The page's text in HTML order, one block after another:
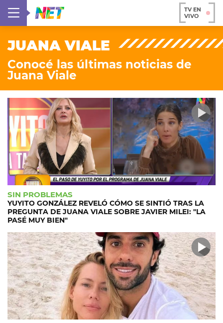
TV EN
VIVO
JUANA VIALE
Conocé las últimas noticias de
Juana Viale
SIN PROBLEMAS
YUYITO GONZÁLEZ REVELÓ CÓMO SE SINTIÓ TRAS LA
PREGUNTA DE JUANA VIALE SOBRE JAVIER MILEI: "LA
PASÉ MUY BIEN"